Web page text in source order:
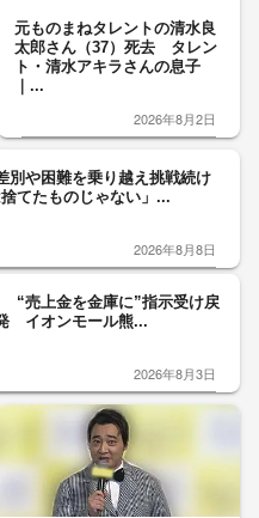
元ものまねタレントの清水良
太郎さん（37）死去 タレン
ト・清水アキラさんの息子
｜...
2026年8月2日
別や困難を乗り越え挑戦続け
てたものじゃない」...
2026年8月8日
“売上金を金庫に”指示受け戻
イオンモール熊...
2026年8月3日